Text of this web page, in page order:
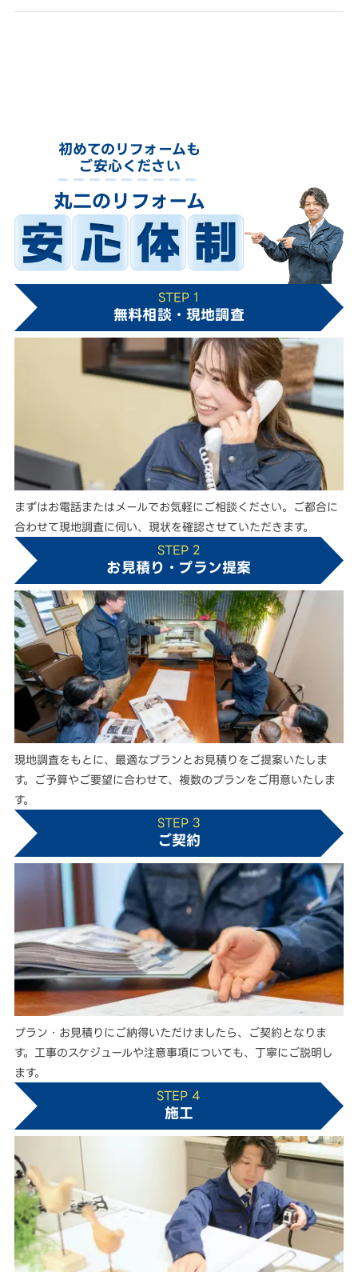
初めてのリフォームも
ご安心ください
丸二のリフォーム
STEP 1
無料相談・現地調査
まずはお電話またはメールでお気軽にご相談ください。ご都合に
合わせて現地調査に伺い、現状を確認させていただきます。
STEP 2
お見積り・プラン提案
現地調査をもとに、最適なプランとお見積りをご提案いたしま
す。ご予算やご要望に合わせて、複数のプランをご用意いたしま
す。
STEP 3
ご契約
プラン・お見積りにご納得いただけましたら、ご契約となりま
す。工事のスケジュールや注意事項についても、丁寧にご説明し
ます。
STEP 4
施工